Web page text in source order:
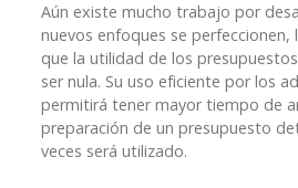
Aún existe mucho trabajo por
nuevos enfoques se perfeccionen,
que la utilidad de los
ser nula. Su uso eficiente por los
permitirá tener mayor tiempo de
preparación de un presupuesto
veces será utilizado.